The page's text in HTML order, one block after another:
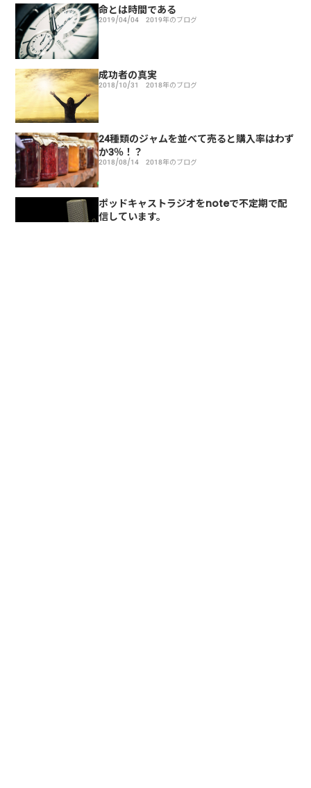
命とは時間である
2019/04/04 2019年のブログ
成功者の真実
2018/10/31 2018年のブログ
24種類のジャムを並べて売ると購入率はわず
か3％！？
2018/08/14 2018年のブログ
ポッドキャストラジオをnoteで不定期で配
信しています。